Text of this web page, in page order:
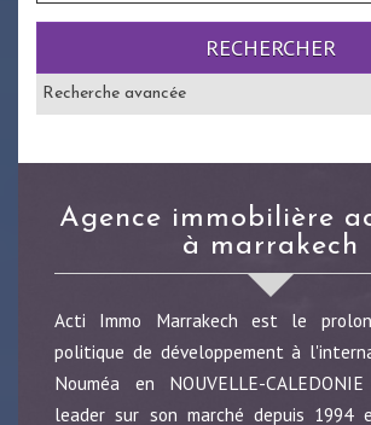
RECHERCHER
Recherche avancée
agence immobilière acti immo
à marrakech
Acti Immo Marrakech est le
politique de développement à
Nouméa en NOUVELLE-
leader sur son marché depuis 1994